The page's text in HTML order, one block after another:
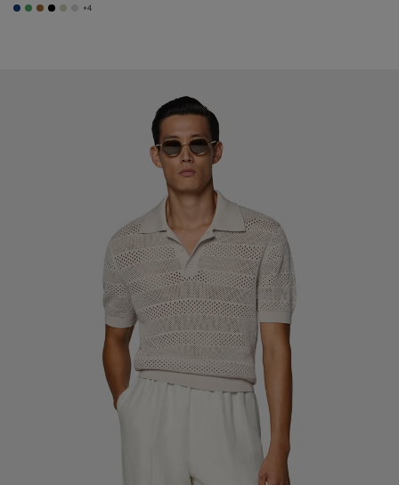
#1C3D7A
#50AA6A
#A56C36
#000000
#D7D1C3
#D9DADA
+4